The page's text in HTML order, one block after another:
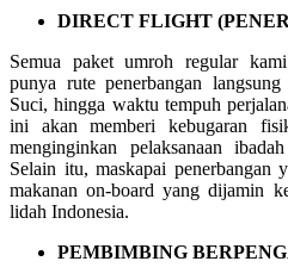
DIRECT FLIGHT
Semua paket umroh regular
punya rute penerbangan
Suci, hingga waktu tempuh
ini akan memberi kebugaran
menginginkan pelaksanaan
Selain itu, maskapai penerbangan
makanan on-board yang dijamin
lidah Indonesia.
PEMBIMBING